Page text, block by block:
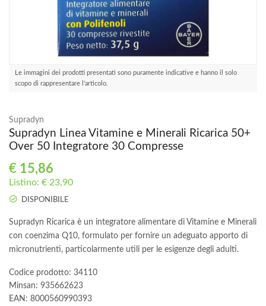
Le immagini dei prodotti presentati sono puramente indicative e hanno il solo
scopo di rappresentare l'articolo.
Supradyn
Supradyn Linea Vitamine e Minerali Ricarica 50+
Over 50 Integratore 30 Compresse
€ 15,86
Listino: € 23,90
DISPONIBILE
Supradyn Ricarica è un integratore alimentare di Vitamine e Minerali
con coenzima Q10, formulato per fornire un adeguato apporto di
micronutrienti, particolarmente utili per le esigenze degli adulti.
Codice prodotto: 34110
Minsan: 935662623
EAN: 8000560990393